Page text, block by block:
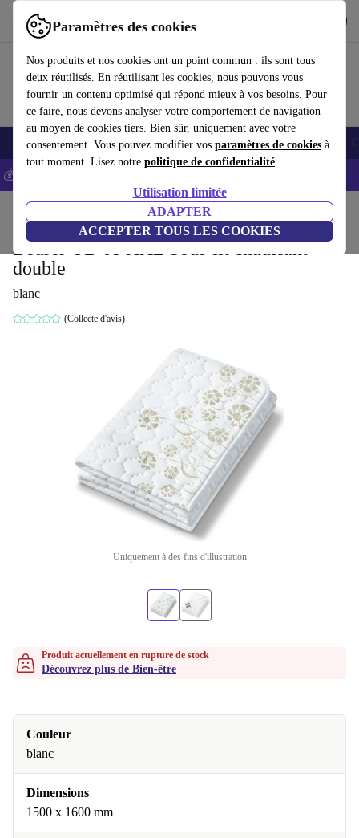
Paramètres des cookies
Nos produits et nos cookies ont un point commun : ils sont tous
deux réutilisés. En réutilisant les cookies, nous pouvons vous
fournir un contenu optimisé qui répond mieux à vos besoins. Pour
ce faire, nous devons analyser votre comportement de navigation
au moyen de cookies tiers. Bien sûr, uniquement avec votre
consentement. Vous pouvez modifier vos paramètres de cookies à
tout moment. Lisez notre politique de confidentialité.
Utilisation limitée
ADAPTER
ACCEPTER TOUS LES COOKIES
Utilisez refurbed rapidement et facilement
Smartphones Laptops Tablettes Montres connectées Accessoires
💰-5% EXTRA sur les iPhones – Code: IPHONEDEAL -
Santé & Beauté Bien-être
Beurer UB 68 XXL Sous-lit chauffant
double
blanc
(Collecte d'avis)
Uniquement à des fins d'illustration
Produit actuellement en rupture de stock
Découvrez plus de Bien-être
Couleur
blanc
Dimensions
1500 x 1600 mm